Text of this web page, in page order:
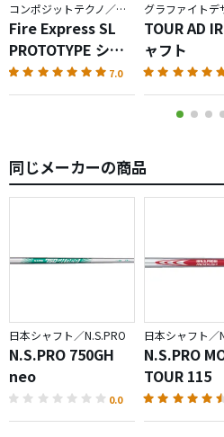
あとは…苦手な赤色しかみれな
できるのはとても良いと思いま
コンポジットテクノ／ファイアーエクスプレス
Fire Express SL
PROTOTYPE シャ
フト
7.0
TOUR AD
ャフト
同じメーカーの商品
日本シャフト／N.S.PRO
N.S.PRO 750GH
neo
0.0
N.S.PRO
TOUR 115